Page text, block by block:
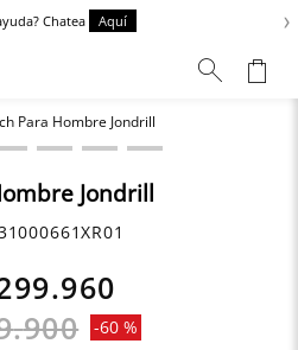
Chatea Aquí ›
Para Hombre Jondrill
Jondrill
.960
.900 -60 %